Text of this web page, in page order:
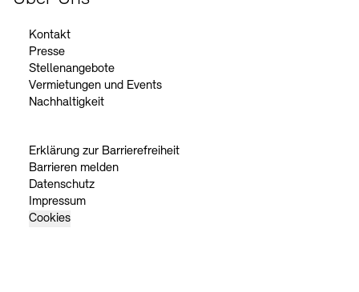
Kontakt
Presse
Stellenangebote
Vermietungen und Events
Nachhaltigkeit
Erklärung zur Barrierefreiheit
Barrieren melden
Datenschutz
Impressum
Cookies